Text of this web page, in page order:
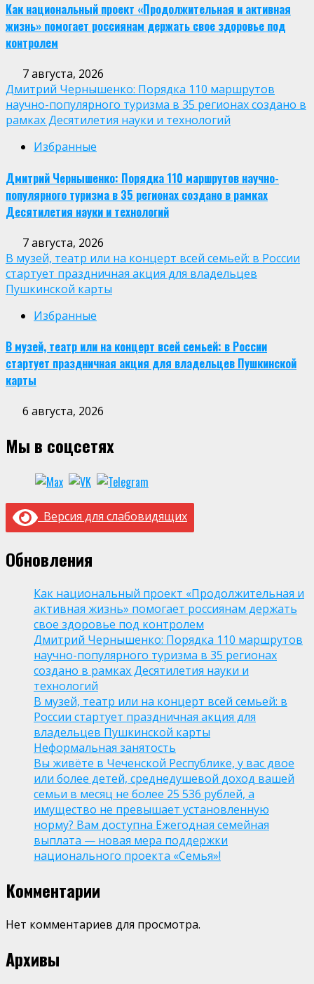
Как национальный проект «Продолжительная и активная
жизнь» помогает россиянам держать свое здоровье под
контролем
7 августа, 2026
Дмитрий Чернышенко: Порядка 110 маршрутов
научно-популярного туризма в 35 регионах создано в
рамках Десятилетия науки и технологий
Избранные
Дмитрий Чернышенко: Порядка 110 маршрутов научно-
популярного туризма в 35 регионах создано в рамках
Десятилетия науки и технологий
7 августа, 2026
В музей, театр или на концерт всей семьей: в России
стартует праздничная акция для владельцев
Пушкинской карты
Избранные
В музей, театр или на концерт всей семьей: в России
стартует праздничная акция для владельцев Пушкинской
карты
6 августа, 2026
Мы в соцсетях
Версия для слабовидящих
Обновления
Как национальный проект «Продолжительная и
активная жизнь» помогает россиянам держать
свое здоровье под контролем
Дмитрий Чернышенко: Порядка 110 маршрутов
научно-популярного туризма в 35 регионах
создано в рамках Десятилетия науки и
технологий
В музей, театр или на концерт всей семьей: в
России стартует праздничная акция для
владельцев Пушкинской карты
Неформальная занятость
Вы живёте в Чеченской Республике, у вас двое
или более детей, среднедушевой доход вашей
семьи в месяц не более 25 536 рублей, а
имущество не превышает установленную
норму? Вам доступна Ежегодная семейная
выплата — новая мера поддержки
национального проекта «Семья»!
Комментарии
Нет комментариев для просмотра.
Архивы